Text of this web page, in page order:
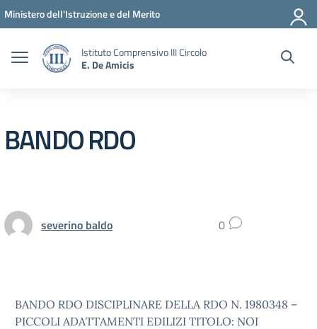
Vai ai contenuti
Vai al menu di navigazione
Vai al footer
Ministero dell'Istruzione e del Merito
Istituto Comprensivo III Circolo
E. De Amicis
BANDO RDO
severino baldo 0
BANDO RDO DISCIPLINARE DELLA RDO N. 1980348 –
PICCOLI ADATTAMENTI EDILIZI TITOLO: NOI